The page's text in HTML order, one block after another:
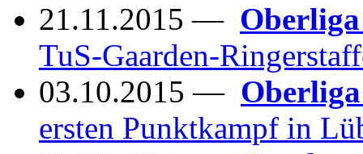
21.11.2015 —
TuS-Gaarden-
03.10.2015 —
ersten Punktkampf in